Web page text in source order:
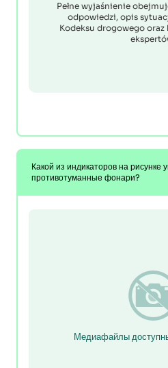
Pełne wyjaśnienie
odpowiedzi, opis
Kodeksu drogowego oraz
Какой из индикаторов на рисунке
противотуманные фонари?
Медиафайлы